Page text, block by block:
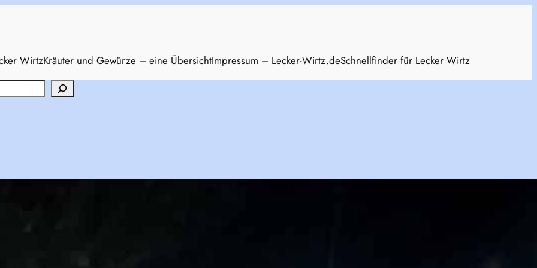
WirtzKräuter und Gewürze – eine ÜbersichtImpressum – Lecker-Wirtz.deSchnellfinder für Lecker Wirtz